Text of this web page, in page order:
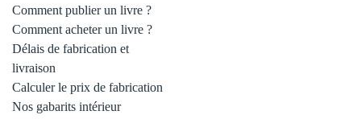
Comment publier un livre ?
Comment acheter un livre ?
Délais de fabrication et
livraison
Calculer le prix de fabrication
Nos gabarits intérieur